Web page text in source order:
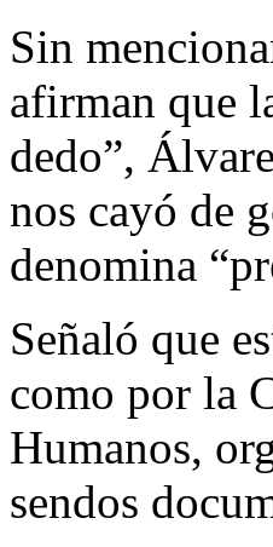
Sin
afirman que
dedo”,
nos cayó de
denomina
Señaló que
como por la
Humanos,
sendos